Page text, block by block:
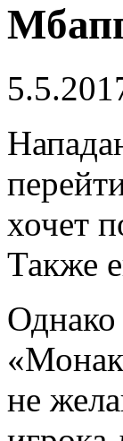
хочет
Также
не